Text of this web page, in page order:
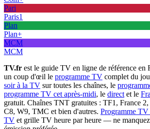
Pari
Paris1
Plan
Plan+
MCM
MCM
TV.fr est le guide TV en ligne de référence en
un coup d'œil le programme TV complet du
soir à la TV sur toutes les chaînes, le
programme TV cet après-midi, le direct et le
gratuit. Chaînes TNT gratuites : TF1, France
C8, W9, TMC et bien d'autres. Programme TV
TV et grille TV heure par heure — ne